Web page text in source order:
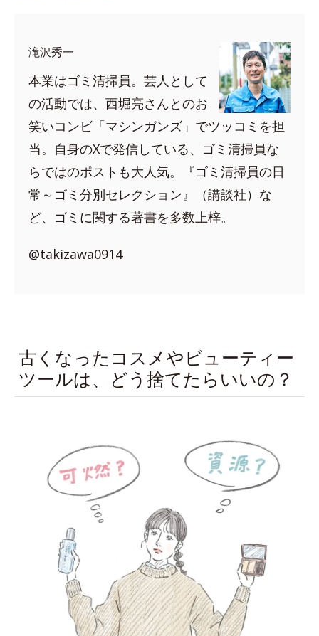
滝沢秀一
本業はゴミ清掃員。芸人として
の活動では、西堀亮さんとのお
笑いコンビ「マシンガンズ」でツッコミを担
当。自身のXで発信している、ゴミ清掃員な
らではのポストも大人気。『ゴミ清掃員の日
常～ゴミ分別セレクション』（講談社）な
ど、ゴミに関する著書を多数上梓。
@takizawa0914
古くなったコスメやビューティー
ツールは、どう捨てたらいいの？